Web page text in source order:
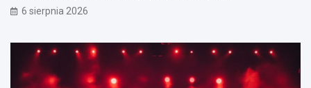
6 sierpnia 2026